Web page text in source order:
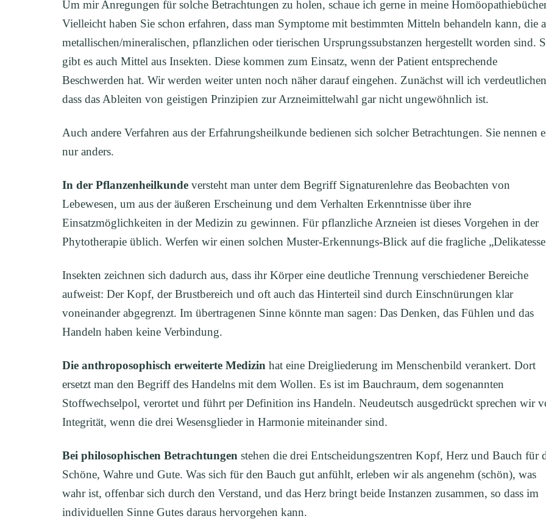
Um mir Anregungen für solche Betrachtungen zu holen, schaue ich gerne in meine
Vielleicht haben Sie schon erfahren, dass man Symptome mit bestimmten Mitteln behandeln kann, die
metallischen/mineralischen, pflanzlichen oder tierischen Ursprungssubstanzen hergestellt worden sind.
gibt es auch Mittel aus Insekten. Diese kommen zum Einsatz, wenn der Patient entsprechende
Beschwerden hat. Wir werden weiter unten noch näher darauf eingehen. Zunächst will ich
dass das Ableiten von geistigen Prinzipien zur Arzneimittelwahl gar nicht ungewöhnlich ist.
Auch andere Verfahren aus der Erfahrungsheilkunde bedienen sich solcher Betrachtungen. Sie nennen
nur anders.
In der Pflanzenheilkunde versteht man unter dem Begriff Signaturenlehre das Beobachten von
Lebewesen, um aus der äußeren Erscheinung und dem Verhalten Erkenntnisse über ihre
Einsatzmöglichkeiten in der Medizin zu gewinnen. Für pflanzliche Arzneien ist dieses Vorgehen in der
Phytotherapie üblich. Werfen wir einen solchen Muster-Erkennungs-Blick auf die fragliche
Insekten zeichnen sich dadurch aus, dass ihr Körper eine deutliche Trennung verschiedener Bereiche
aufweist: Der Kopf, der Brustbereich und oft auch das Hinterteil sind durch Einschnürungen klar
voneinander abgegrenzt. Im übertragenen Sinne könnte man sagen: Das Denken, das Fühlen und das
Handeln haben keine Verbindung.
Die anthroposophisch erweiterte Medizin hat eine Dreigliederung im Menschenbild verankert. Dort
ersetzt man den Begriff des Handelns mit dem Wollen. Es ist im Bauchraum, dem sogenannten
Stoffwechselpol, verortet und führt per Definition ins Handeln. Neudeutsch ausgedrückt sprechen wir
Integrität, wenn die drei Wesensglieder in Harmonie miteinander sind.
Bei philosophischen Betrachtungen stehen die drei Entscheidungszentren Kopf, Herz und Bauch für
Schöne, Wahre und Gute. Was sich für den Bauch gut anfühlt, erleben wir als angenehm (schön), was
wahr ist, offenbar sich durch den Verstand, und das Herz bringt beide Instanzen zusammen, so dass im
individuellen Sinne Gutes daraus hervorgehen kann.